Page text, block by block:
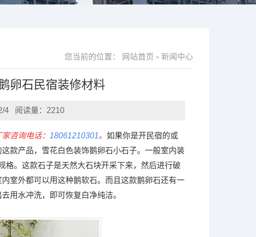
您当前的位置： 网站首页 > 新闻中心
卵石民宿装修材料
4 阅读量：2210
咨询电话： 18061210301。 如果你是开民宿的或
款产品，雪花白色装饰鹅卵石小石子。一般室内装
格。这款石子是天然大石块开采下来，然后进行破
室外都可以用这种鹅软石。而且这款鹅卵石还有一
用水冲洗，即可恢复白净纯洁。